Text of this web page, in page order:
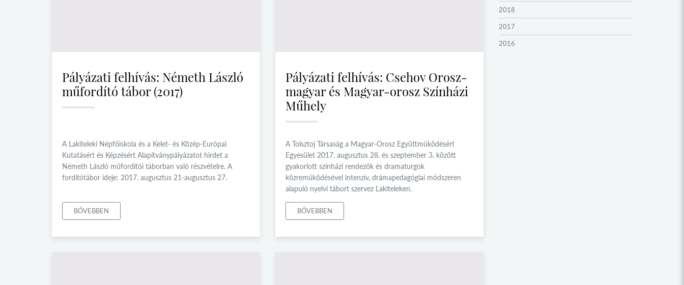
Pályázati felhívás: Németh László
műfordító tábor (2017)
A Lakiteleki Népfőiskola és a Kelet- és Közép-Európai
Kutatásért és Képzésért Alapítványpályázatot hirdet a
Németh László műfordítói táborban való részvételre. A
fordítótábor ideje: 2017. augusztus 21-augusztus 27.
BŐVEBBEN
Pályázati felhívás: Csehov Orosz-
magyar és Magyar-orosz Színházi
Műhely
A Tolsztoj Társaság a Magyar-Orosz Együttműködésért
Egyesület 2017. augusztus 28. és szeptember 3. között
gyakorlott színházi rendezők és dramaturgok
közreműködésével intenzív, drámapedagógiai módszeren
alapuló nyelvi tábort szervez Lakiteleken.
BŐVEBBEN
2018
2017
2016